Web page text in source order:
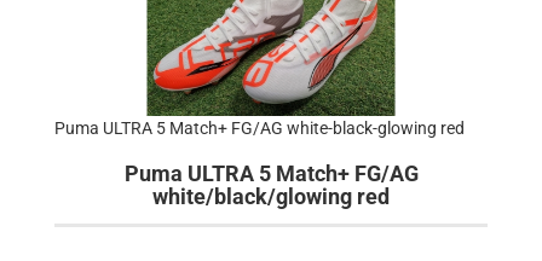
Puma ULTRA 5 Match+ FG/AG white-black-glowing red
Puma ULTRA 5 Match+ FG/AG
white/black/glowing red